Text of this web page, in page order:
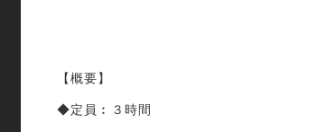
【概要】
◆定員︰３時間